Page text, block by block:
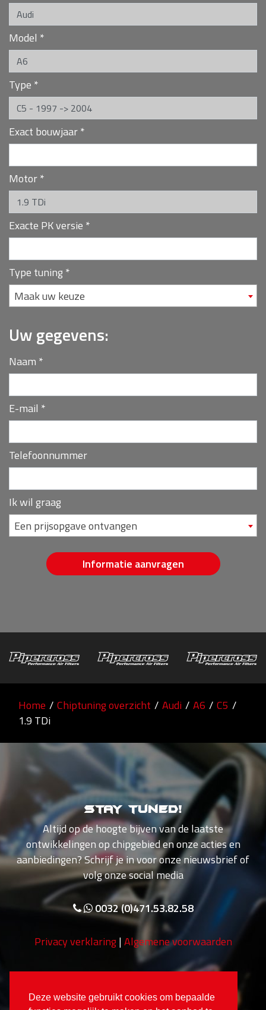
Deze website gebruikt cookies om bepaalde
Model *
Type *
Exact bouwjaar*
Motor*
Exacte PK versie *
Type tuning*
Maak uw keuze
Uw gegevens:
Naam *
E-mail *
Telefoonnummer
Ik wil graag
Een prijsopgave ontvangen
Informatie aanvragen
Home / Chiptuning overzicht / Audi / A6 / C5 /
1.9 TDi
Stay tuned!
Altijd op de hoogte bijven van de laatste
ontwikkelingen op chipgebied en onze acties en
aanbiedingen? Schrijf je in voor onze nieuwsbrief of
volg onze social media
0032 (0)471.53.82.58
Privacy verklaring|Algemene voorwaarden